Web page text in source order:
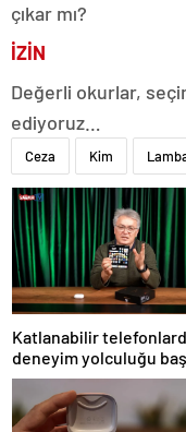
çıkar mı?
İZİN
Değerli okurlar,
ediyoruz…
Ceza Kim
Katlanabilir telefonlarda yeni
deneyim yolculuğu